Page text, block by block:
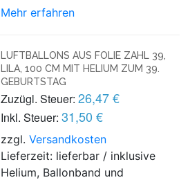
Mehr erfahren
LUFTBALLONS AUS FOLIE ZAHL 39,
LILA, 100 CM MIT HELIUM ZUM 39.
GEBURTSTAG
Zuzügl. Steuer: 26,47 €
Inkl. Steuer: 31,50 €
zzgl.Versandkosten
Lieferzeit: lieferbar / inklusive
Helium, Ballonband und